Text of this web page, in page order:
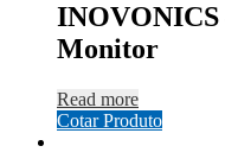
INOVONICS
Monitor
Read more
Cotar Produto